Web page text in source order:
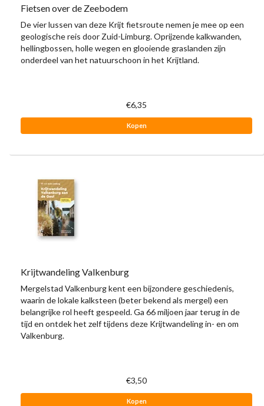
Fietsen over de Zeebodem
De vier lussen van deze Krijt fietsroute nemen je mee op een
geologische reis door Zuid-Limburg. Oprijzende kalkwanden,
hellingbossen, holle wegen en glooiende graslanden zijn
onderdeel van het natuurschoon in het Krijtland.
€6,35
Kopen
Krijtwandeling Valkenburg
Mergelstad Valkenburg kent een bijzondere geschiedenis,
waarin de lokale kalksteen (beter bekend als mergel) een
belangrijke rol heeft gespeeld. Ga 66 miljoen jaar terug in de
tijd en ontdek het zelf tijdens deze Krijtwandeling in- en om
Valkenburg.
€3,50
Kopen